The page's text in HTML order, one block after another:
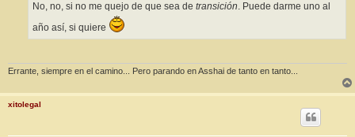
No, no, si no me quejo de que sea de transición. Puede darme uno al
año así, si quiere
Errante, siempre en el camino... Pero parando en Asshai de tanto en tanto...
xitolegal